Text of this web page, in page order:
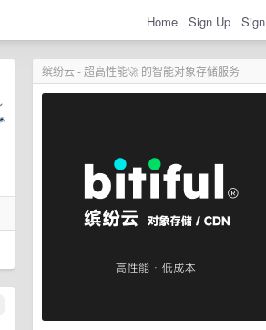
Home Sign Up
缤纷云 - 超高性能🚀 的智能对象存储服务